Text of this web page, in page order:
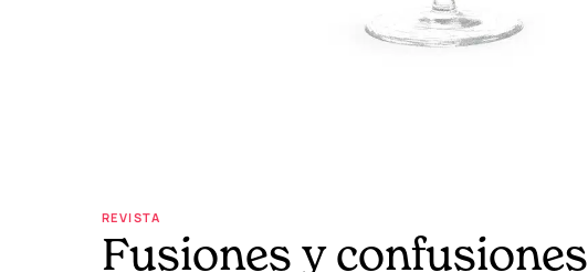
REVISTA
Fusiones y confusiones